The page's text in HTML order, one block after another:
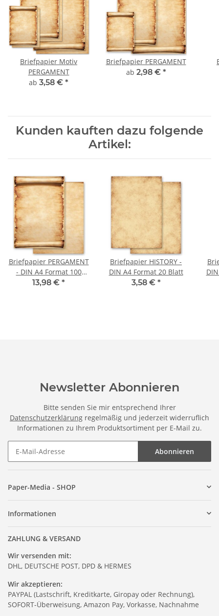
Briefpapier Motiv
PERGAMENT
ab 3,58 € *
Briefpapier PERGAMENT
ab 2,98 € *
Kunden kauften dazu folgende
Artikel:
Briefpapier PERGAMENT
- DIN A4 Format 100
Blatt
13,98 € *
Briefpapier HISTORY -
DIN A4 Format 20 Blatt
3,58 € *
Newsletter Abonnieren
Bitte senden Sie mir entsprechend Ihrer
Datenschutzerklärung regelmäßig und jederzeit widerruflich
Informationen zu Ihrem Produktsortiment per E-Mail zu.
Abonnieren
Paper-Media - SHOP
Informationen
ZAHLUNG & VERSAND
Wir versenden mit:
DHL, DEUTSCHE POST, DPD & HERMES
Wir akzeptieren:
PAYPAL (Lastschrift, Kreditkarte, Giropay oder Rechnung),
SOFORT-Überweisung, Amazon Pay, Vorkasse, Nachnahme